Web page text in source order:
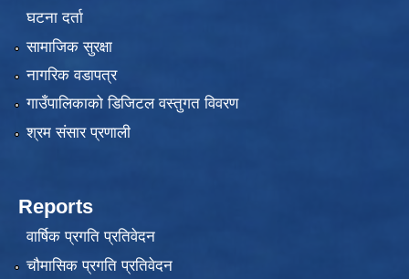
घटना दर्ता
सामाजिक सुरक्षा
नागरिक वडापत्र
गाउँपालिकाको डिजिटल वस्तुगत विवरण
श्रम संसार प्रणाली
Reports
वार्षिक प्रगति प्रतिवेदन
चौमासिक प्रगति प्रतिवेदन